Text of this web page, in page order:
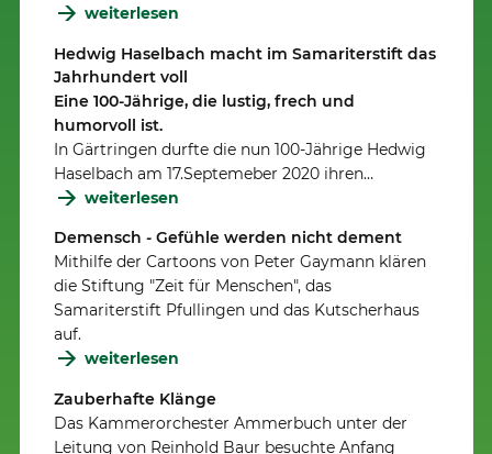
weiterlesen
Hedwig Haselbach macht im Samariterstift das
Jahrhundert voll
Eine 100-Jährige, die lustig, frech und
humorvoll ist.
In Gärtringen durfte die nun 100-Jährige Hedwig
Haselbach am 17.Septemeber 2020 ihren…
weiterlesen
Demensch - Gefühle werden nicht dement
Mithilfe der Cartoons von Peter Gaymann klären
die Stiftung "Zeit für Menschen", das
Samariterstift Pfullingen und das Kutscherhaus
auf.
weiterlesen
Zauberhafte Klänge
Das Kammerorchester Ammerbuch unter der
Leitung von Reinhold Baur besuchte Anfang